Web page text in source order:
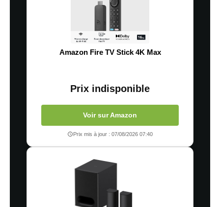
Amazon Fire TV Stick 4K Max
Prix indisponible
Voir sur Amazon
Prix mis à jour : 07/08/2026 07:40